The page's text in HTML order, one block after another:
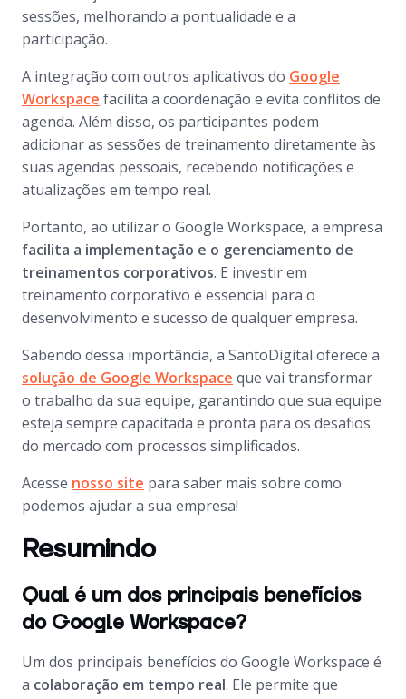
sessões, melhorando a pontualidade e a
participação.
A integração com outros aplicativos do Google
Workspace facilita a coordenação e evita conflitos de
agenda. Além disso, os participantes podem
adicionar as sessões de treinamento diretamente às
suas agendas pessoais, recebendo notificações e
atualizações em tempo real.
Portanto, ao utilizar o Google Workspace, a empresa
facilita a implementação e o gerenciamento de
treinamentos corporativos. E investir em
treinamento corporativo é essencial para o
desenvolvimento e sucesso de qualquer empresa.
Sabendo dessa importância, a SantoDigital oferece a
solução de Google Workspace que vai transformar
o trabalho da sua equipe, garantindo que sua equipe
esteja sempre capacitada e pronta para os desafios
do mercado com processos simplificados.
Acesse nosso site para saber mais sobre como
podemos ajudar a sua empresa!
Resumindo
Qual é um dos principais benefícios
do Google Workspace?
Um dos principais benefícios do Google Workspace é
a colaboração em tempo real. Ele permite que